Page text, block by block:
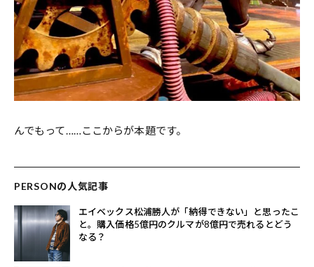
んでもって……ここからが本題です。
PERSONの人気記事
エイベックス松浦勝人が「納得できない」と思ったこ
と。購入価格5億円のクルマが8億円で売れるとどう
なる？